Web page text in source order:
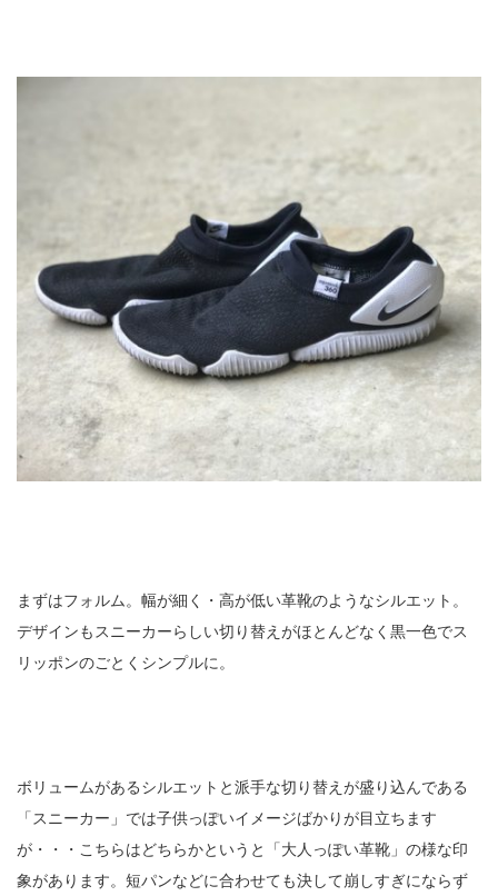
まずはフォルム。幅が細く・高が低い革靴のようなシルエット。
デザインもスニーカーらしい切り替えがほとんどなく黒一色でス
リッポンのごとくシンプルに。
ボリュームがあるシルエットと派手な切り替えが盛り込んである
「スニーカー」では子供っぽいイメージばかりが目立ちます
が・・・こちらはどちらかというと「大人っぽい革靴」の様な印
象があります。短パンなどに合わせても決して崩しすぎにならず